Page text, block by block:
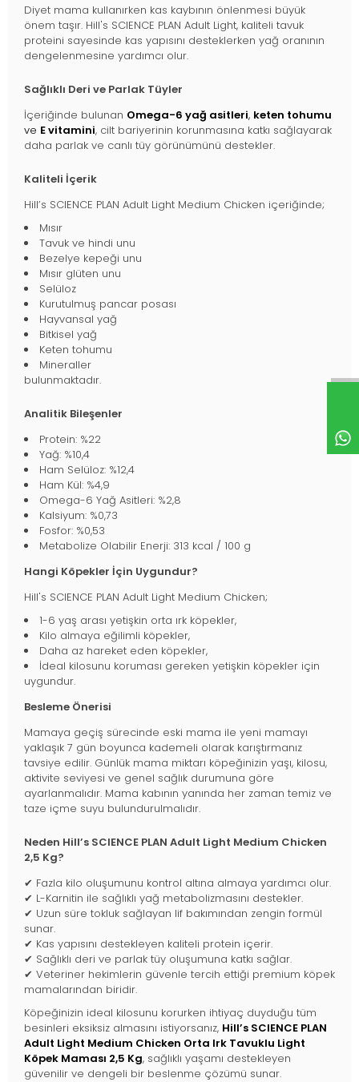
Diyet mama kullanırken kas kaybının önlenmesi büyük
önem taşır. Hill's SCIENCE PLAN Adult Light, kaliteli tavuk
proteini sayesinde kas yapısını desteklerken yağ oranının
dengelenmesine yardımcı olur.
Sağlıklı Deri ve Parlak Tüyler
İçeriğinde bulunan Omega-6 yağ asitleri, keten tohumu
ve E vitamini, cilt bariyerinin korunmasına katkı sağlayarak
daha parlak ve canlı tüy görünümünü destekler.
Kaliteli İçerik
Hill’s SCIENCE PLAN Adult Light Medium Chicken içeriğinde;
Mısır
Tavuk ve hindi unu
Bezelye kepeği unu
Mısır glüten unu
Selüloz
Kurutulmuş pancar posası
Hayvansal yağ
Bitkisel yağ
Keten tohumu
Mineraller
bulunmaktadır.
Analitik Bileşenler
Protein: %22
Yağ: %10,4
Ham Selüloz: %12,4
Ham Kül: %4,9
Omega-6 Yağ Asitleri: %2,8
Kalsiyum: %0,73
Fosfor: %0,53
Metabolize Olabilir Enerji: 313 kcal / 100 g
Hangi Köpekler İçin Uygundur?
Hill's SCIENCE PLAN Adult Light Medium Chicken;
1-6 yaş arası yetişkin orta ırk köpekler,
Kilo almaya eğilimli köpekler,
Daha az hareket eden köpekler,
İdeal kilosunu koruması gereken yetişkin köpekler için
uygundur.
Besleme Önerisi
Mamaya geçiş sürecinde eski mama ile yeni mamayı
yaklaşık 7 gün boyunca kademeli olarak karıştırmanız
tavsiye edilir. Günlük mama miktarı köpeğinizin yaşı, kilosu,
aktivite seviyesi ve genel sağlık durumuna göre
ayarlanmalıdır. Mama kabının yanında her zaman temiz ve
taze içme suyu bulundurulmalıdır.
Neden Hill’s SCIENCE PLAN Adult Light Medium Chicken
2,5 Kg?
✔ Fazla kilo oluşumunu kontrol altına almaya yardımcı olur.
✔ L-Karnitin ile sağlıklı yağ metabolizmasını destekler.
✔ Uzun süre tokluk sağlayan lif bakımından zengin formül
sunar.
✔ Kas yapısını destekleyen kaliteli protein içerir.
✔ Sağlıklı deri ve parlak tüy oluşumuna katkı sağlar.
✔ Veteriner hekimlerin güvenle tercih ettiği premium köpek
mamalarından biridir.
Köpeğinizin ideal kilosunu korurken ihtiyaç duyduğu tüm
besinleri eksiksiz almasını istiyorsanız, Hill’s SCIENCE PLAN
Adult Light Medium Chicken Orta Irk Tavuklu Light
Köpek Maması 2,5 Kg, sağlıklı yaşamı destekleyen
güvenilir ve dengeli bir beslenme çözümü sunar.